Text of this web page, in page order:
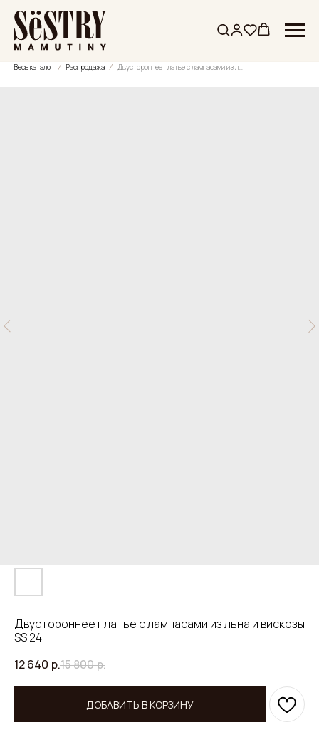
Весь каталог Распродажа
Двустороннее платье с лампасами из льна и вискозы
SS'24
12 640 р.15 800р.
ДОБАВИТЬ В КОРЗИНУ